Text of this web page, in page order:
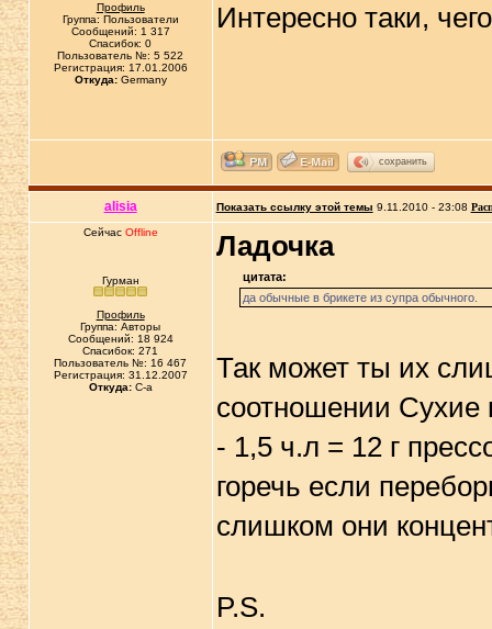
Профиль
Группа: Пользователи
Сообщений: 1 317
Спасибок: 0
Пользователь №: 5 522
Регистрация: 17.01.2006
Откуда:Germany
Интересно таки,
сохранить
alisia Показать ссылку этой темы 9.11.2010 - 23:08
Сейчас Offline
Гурман
Профиль
Группа: Авторы
Сообщений: 18 924
Спасибок: 271
Пользователь №: 16 467
Регистрация: 31.12.2007
Откуда:C-a
Ладочка
цитата:
да обычные в брикете из супра обычного.
Так может ты их
соотношении Сухие
- 1,5 ч.л = 12 г
горечь если
слишком они
P.S.